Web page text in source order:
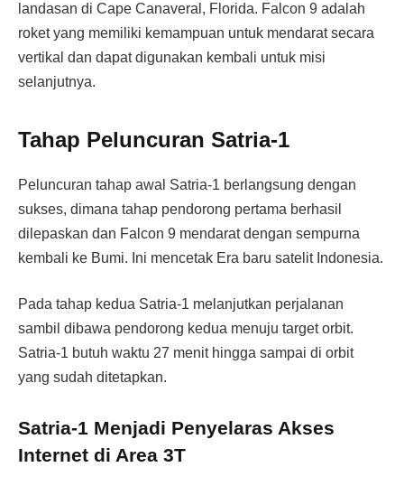
landasan di Cape Canaveral, Florida. Falcon 9 adalah
roket yang memiliki kemampuan untuk mendarat secara
vertikal dan dapat digunakan kembali untuk misi
selanjutnya.
Tahap Peluncuran Satria-1
Peluncuran tahap awal Satria-1 berlangsung dengan
sukses, dimana tahap pendorong pertama berhasil
dilepaskan dan Falcon 9 mendarat dengan sempurna
kembali ke Bumi. Ini mencetak Era baru satelit Indonesia.
Pada tahap kedua Satria-1 melanjutkan perjalanan
sambil dibawa pendorong kedua menuju target orbit.
Satria-1 butuh waktu 27 menit hingga sampai di orbit
yang sudah ditetapkan.
Satria-1 Menjadi Penyelaras Akses
Internet di Area 3T